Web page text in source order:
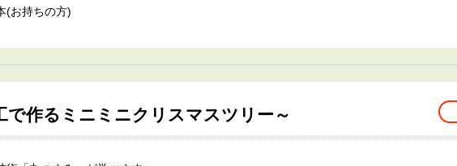
持ちの方)
で作るミニミニクリスマスツリー～